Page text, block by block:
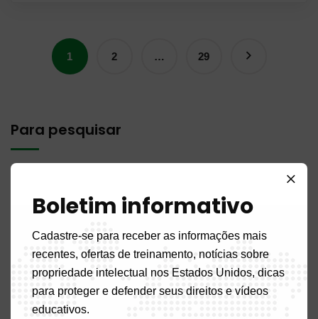
1 2 … 29
Para pesquisar
Artigos recentes
PUBLICAÇÃO N.º 14MQ / 2026 de 31 de julho de 2026
Boletim informativo
Cadastre-se para receber as informações mais
recentes, ofertas de treinamento, notícias sobre
propriedade intelectual nos Estados Unidos, dicas
para proteger e defender seus direitos e vídeos
educativos.